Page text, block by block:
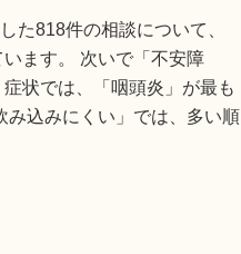
た818件の相談について、
ます。 次いで「不安障
状では、「咽頭炎」が最も
み込みにくい」では、多い順